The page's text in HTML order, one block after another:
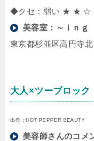
◆クセ：弱い ★ ★ ☆
美容室： ～ｉｎｇ
東京都杉並区高円寺
大人×ツーブロック
出典：HOT PEPPER BEAUTY
美容師さんのコメ